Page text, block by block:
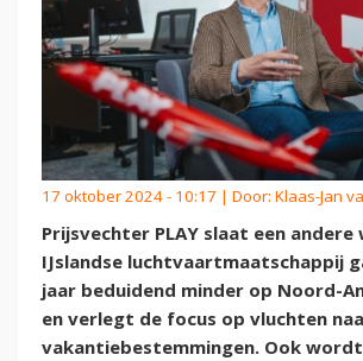
17 oktober 2024 - 10:17 | Door: Klaas-Jan
Prijsvechter PLAY slaat een andere
IJslandse luchtvaartmaatschappij
jaar beduidend minder op Noord-
en verlegt de focus op vluchten
vakantiebestemmingen. Ook